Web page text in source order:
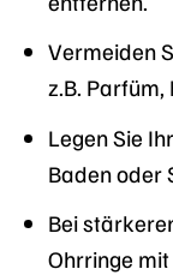
Vermeiden
z.B.
Legen Sie
Baden oder
Bei
Ohrringe